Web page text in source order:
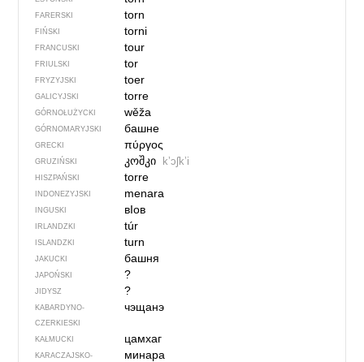
FARERSKI torn
FIŃSKI torni
FRANCUSKI tour
FRIULSKI tor
FRYZYJSKI toer
GALICYJSKI torre
GÓRNOŁUŻYCKI wěža
GÓRNOMARYJSKI башне
GRECKI πύργος
GRUZIŃSKI კოშკი kʼɔʃkʼi
HISZPAŃSKI torre
INDONEZYJSKI menara
INGUSKI вIов
IRLANDZKI túr
ISLANDZKI turn
JAKUCKI башня
JAPOŃSKI ?
JIDYSZ ?
KABARDYNO-
CZERKIESKI
чэщанэ
KAŁMUCKI цамхаг
KARACZAJSKO-
минара